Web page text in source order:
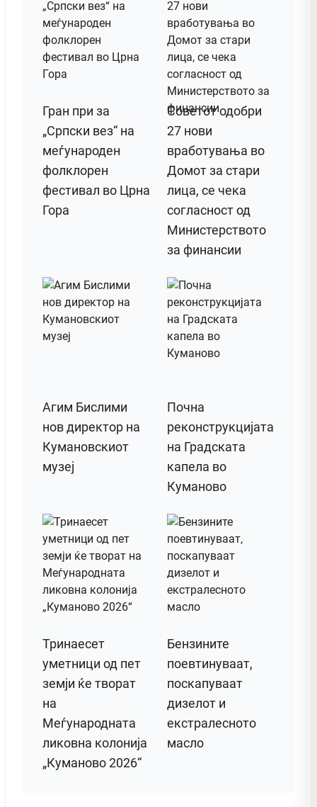
Гран при за
„Српски вез“ на
меѓународен
фолклорен
фестивал во Црна
Гора
Советот одобри
27 нови
вработувања во
Домот за стари
лица, се чека
согласност од
Министерството
за финансии
Агим Бислими
нов директор на
Кумановскиот
музеј
Почна
реконструкцијата
на Градската
капела во
Куманово
Тринаесет
уметници од пет
земји ќе творат
на
Меѓународната
ликовна колонија
„Куманово 2026“
Бензините
поевтинуваат,
поскапуваат
дизелот и
екстралесното
масло